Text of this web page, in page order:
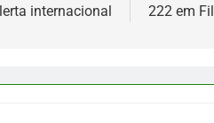
internacional
222 em